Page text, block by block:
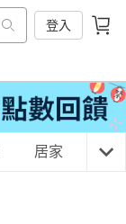
登入
居家 3C